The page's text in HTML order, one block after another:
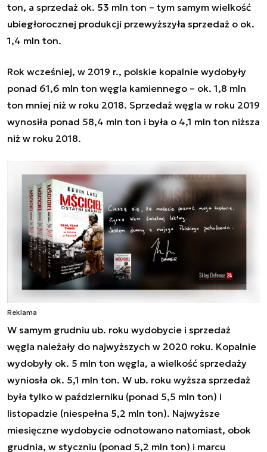
ton, a sprzedaż ok. 53 mln ton – tym samym wielkość
ubiegłorocznej produkcji przewyższyła sprzedaż o ok.
1,4 mln ton.
Rok wcześniej, w 2019 r., polskie kopalnie wydobyły
ponad 61,6 mln ton węgla kamiennego – ok. 1,8 mln
ton mniej niż w roku 2018. Sprzedaż węgla w roku 2019
wynosiła ponad 58,4 mln ton i była o 4,1 mln ton niższa
niż w roku 2018.
Reklama
W samym grudniu ub. roku wydobycie i sprzedaż
węgla należały do najwyższych w 2020 roku. Kopalnie
wydobyły ok. 5 mln ton węgla, a wielkość sprzedaży
wyniosła ok. 5,1 mln ton. W ub. roku wyższa sprzedaż
była tylko w październiku (ponad 5,5 mln ton) i
listopadzie (niespełna 5,2 mln ton). Najwyższe
miesięczne wydobycie odnotowano natomiast, obok
grudnia, w styczniu (ponad 5,2 mln ton) i marcu